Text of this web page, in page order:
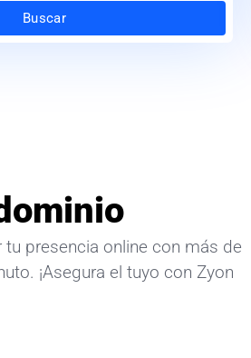
Buscar
presencia online con más de
¡Asegura el tuyo con Zyon